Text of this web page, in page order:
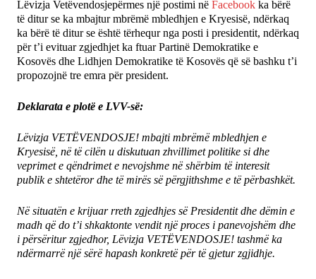
DuVideo
Lëvizja Vetëvendosjepërmes një postimi në Facebook ka bërë
të ditur se ka mbajtur mbrëmë mbledhjen e Kryesisë, ndërkaq
ka bërë të ditur se është tërhequr nga posti i presidentit, ndërkaq
për t’i evituar zgjedhjet ka ftuar Partinë Demokratike e
Kosovës dhe Lidhjen Demokratike të Kosovës që së bashku t’i
propozojnë tre emra për president.
Deklarata e plotë e LVV-së:
Lëvizja VETËVENDOSJE! mbajti mbrëmë mbledhjen e
Kryesisë, në të cilën u diskutuan zhvillimet politike si dhe
veprimet e qëndrimet e nevojshme në shërbim të interesit
publik e shtetëror dhe të mirës së përgjithshme e të përbashkët.
Në situatën e krijuar rreth zgjedhjes së Presidentit dhe dëmin e
madh që do t’i shkaktonte vendit një proces i panevojshëm dhe
i përsëritur zgjedhor, Lëvizja VETËVENDOSJE! tashmë ka
ndërmarrë një sërë hapash konkretë për të gjetur zgjidhje.